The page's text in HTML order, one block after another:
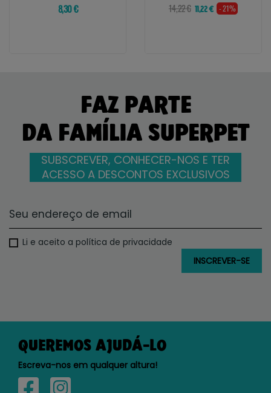
8,30 € 14,22 € 11,22 € - 21%
FAZ PARTE
DA FAMÍLIA SUPERPET
SUBSCREVER, CONHECER-NOS E TER
ACESSO A DESCONTOS EXCLUSIVOS
Li e aceito a política de privacidade
QUEREMOS AJUDÁ-LO
Escreva-nos em qualquer altura!